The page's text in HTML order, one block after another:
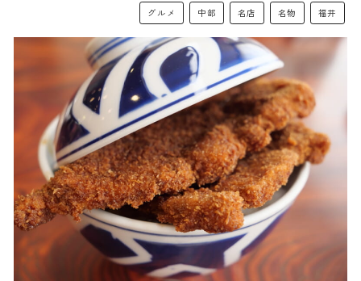
グルメ 中部 名店 名物 福井